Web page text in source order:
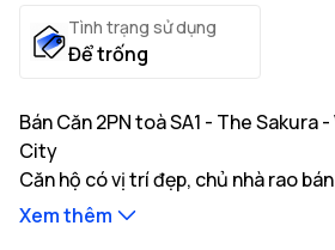
Tình trạng sử dụng
Để trống
Bán Căn 2PN toà SA1 - The Sakura
City
Căn hộ có vị trí đẹp, chủ nhà rao
bạch, sẵn sàng giao dịch. Xem nhà
Xem thêm